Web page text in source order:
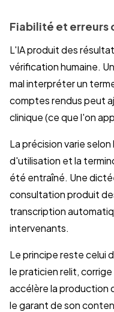
Fiabilité et erreurs
L'IA produit des
vérification humaine.
mal interpréter un
comptes rendus peut
clinique (ce que l'on
La précision varie
d'utilisation et la
été entraîné. Une
consultation produit
transcription
intervenants.
Le principe reste celui
le praticien relit,
accélère la production
le garant de son